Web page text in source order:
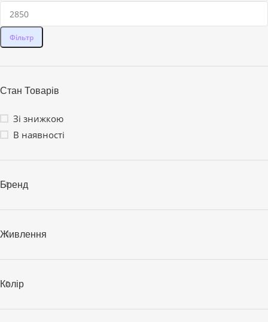
Фільтр
Стан Товарів
Зі знижкою
В наявності
Бренд
Живлення
Колір